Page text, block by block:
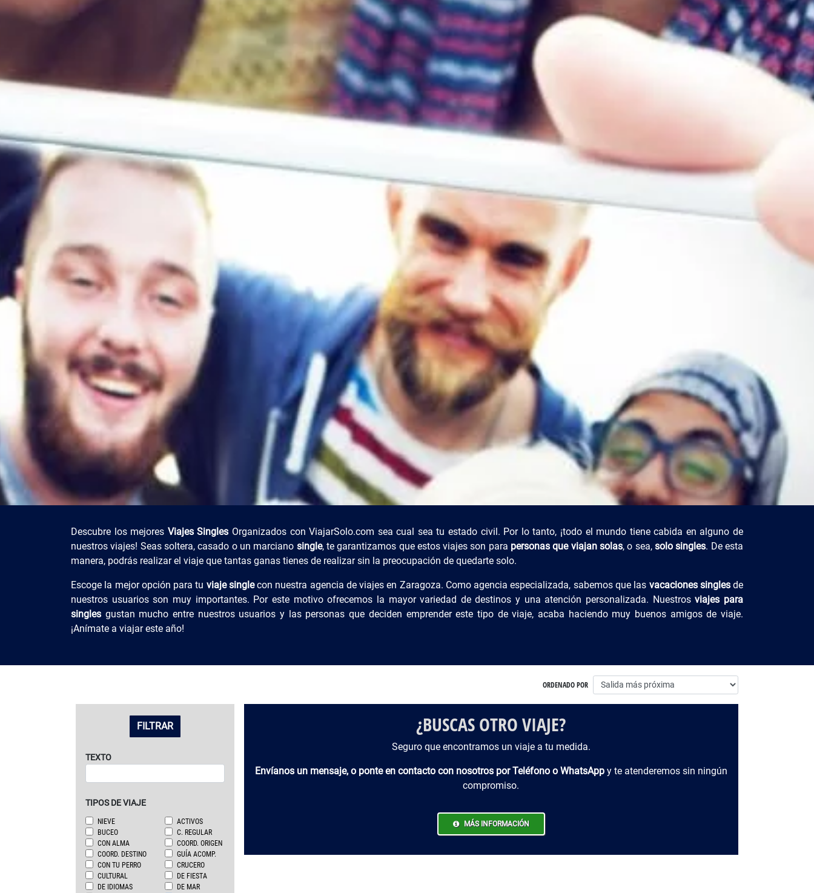
Descubre los mejores Viajes Singles Organizados con ViajarSolo.com sea cual sea tu estado civil. Por lo tanto, ¡todo el mundo tiene cabida en alguno de
nuestros viajes! Seas soltera, casado o un marciano single, te garantizamos que estos viajes son para personas que viajan solas, o sea,solo singles. De esta
manera, podrás realizar el viaje que tantas ganas tienes de realizar sin la preocupación de quedarte solo.
Escoge la mejor opción para tu viaje singlecon nuestra agencia de viajes en Zaragoza. Como agencia especializada, sabemos que las vacaciones singlesde
nuestros usuarios son muy importantes. Por este motivo ofrecemos la mayor variedad de destinos y una atención personalizada. Nuestrosviajes para
singles gustan mucho entre nuestros usuarios y las personas que deciden emprender este tipo de viaje, acaba haciendo muy buenos amigos de viaje.
¡Anímate a viajar este año!
LISTADO DE VIAJES
ORDENADO POR
FILTRAR
TEXTO
TIPOS DE VIAJE
NIEVE
ACTIVOS
BUCEO
C. REGULAR
CON ALMA
COORD. ORIGEN
COORD. DESTINO
GUÍA ACOMP.
CON TU PERRO
CRUCERO
CULTURAL
DE FIESTA
DE IDIOMAS
DE MAR
¿BUSCAS OTRO VIAJE?
Seguro que encontramos un viaje a tu medida.
Envíanos un mensaje, o ponte en contacto con nosotros por Teléfono o WhatsAppy te atenderemos sin ningún
compromiso.
MÁS INFORMACIÓN